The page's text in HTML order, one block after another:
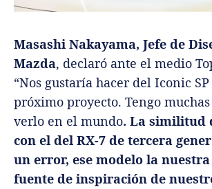
Masashi Nakayama, Jefe de
Mazda, declaró ante el medio
“Nos gustaría hacer del Iconic
próximo proyecto. Tengo muchas
verlo en el mundo. La similitud
con el del RX-7 de tercera
un error, ese modelo la
fuente de inspiración de